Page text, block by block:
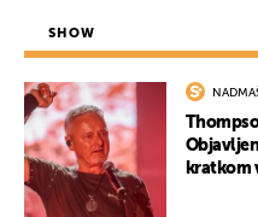
SHOW
kratkom